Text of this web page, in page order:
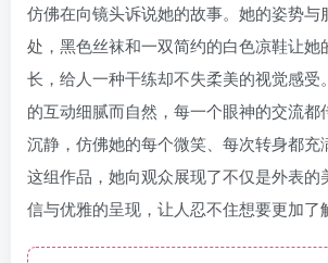
仿佛在向镜头诉说她的故事。她的姿势与
处，黑色丝袜和一双简约的白色凉鞋让她
长，给人一种干练却不失柔美的视觉感受
的互动细腻而自然，每一个眼神的交流都
沉静，仿佛她的每个微笑、每次转身都充
这组作品，她向观众展现了不仅是外表的
信与优雅的呈现，让人忍不住想要更加了